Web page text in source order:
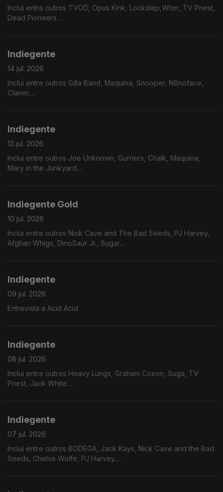
Inclui entre outros TVOD, Opus Kink, Lockstep,Whirr, TV Priest,
Dead Pioneers....
Indiegente
14 jul. 2026
Inclui entre outros Gilla Band, Maquina, Snooper, N8noface,
Clamm....
Indiegente
13 jul. 2026
Inclui entre outros Joe Unknown, Gurriers, Chalk, Maquina,
Mary in the Junkyard....
Indiegente Gold
10 jul. 2026
Inclui entre outros Nick Cave and The Bad Seeds, PJ Harvey,
Afghan Whigs, DinoSaur Jr., Sugar....
Indiegente
09 jul. 2026
Entrevista a Acid Acid
Indiegente
08 jul. 2026
Inclui entre outros Heavy Lungs, Graham Coxon, Suga, TV
Priest, Jack White....
Indiegente
07 jul. 2026
Inclui entre outros BODEGA, Jack Kays, Nick Cave and the Bad
Seeds, Chelse Wolfe, PJ Harvey.....